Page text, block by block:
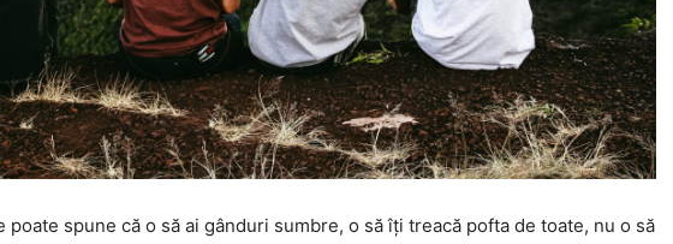
poate spune că o să ai gânduri sumbre, o să îți treacă pofta de toate, nu o să